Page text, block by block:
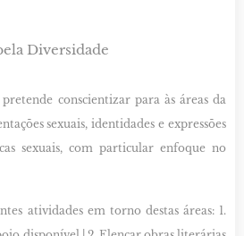
Diversidade
conscientizar para às áreas da
sexuais, identidades e expressões
sexuais, com particular enfoque no
atividades em torno destas áreas: 1.